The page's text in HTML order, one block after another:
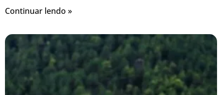
Continuar lendo »